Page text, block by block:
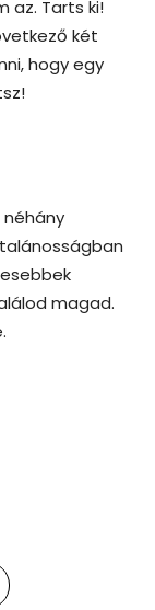
az. Tarts ki!
két
hogy egy
néhány
magad.